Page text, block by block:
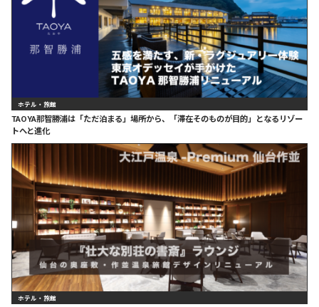
ホテル・旅館
TAOYA那智勝浦は「ただ泊まる」場所から、「滞在そのものが目的」となるリゾー
トへと進化
ホテル・旅館